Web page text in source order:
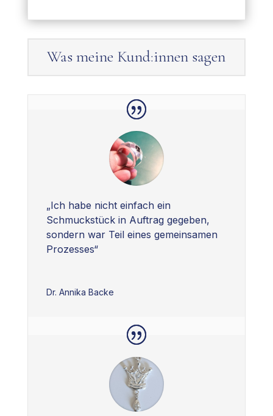
Was meine Kund:innen sagen
„Ich habe nicht einfach ein
Schmuckstück in Auftrag gegeben,
sondern war Teil eines gemeinsamen
Prozesses“
Dr. Annika Backe